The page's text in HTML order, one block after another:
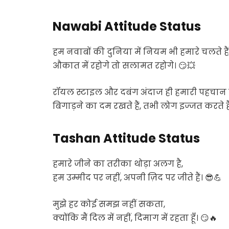
Nawabi Attitude Status
हम नवाबों की दुनिया में नियम भी हमारे चलते
औकात में रहोगे तो सलामत रहोगे। 😏💥
रॉयल स्टाइल और दबंग अंदाज ही हमारी पहचान
बिगाड़ने का दम रखते हैं, तभी लोग इज्जत करते
Tashan Attitude Status
हमारे जीने का तरीका थोड़ा अलग है,
हम उम्मीद पर नहीं, अपनी ज़िद पर जीते हैं। 😎💪
मुझे हर कोई समझ नहीं सकता,
क्योंकि मैं दिल में नहीं, दिमाग में रहता हूँ। 😏🔥